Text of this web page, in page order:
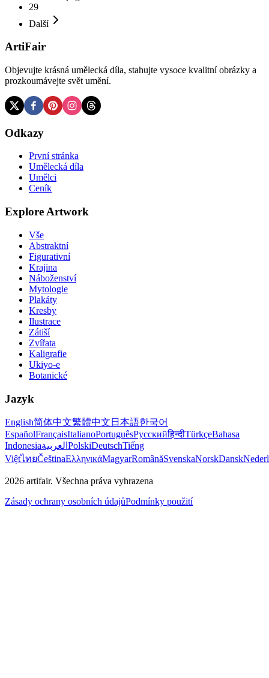
29
Další
ArtiFair
Objevujte krásná umělecká díla, stahujte vysoce kvalitní obrázky a
prozkoumávejte svět umění.
Odkazy
První stránka
Umělecká díla
Umělci
Ceník
Explore Artwork
Vše
Abstraktní
Figurativní
Krajina
Náboženství
Mytologie
Plakáty
Kresby
Ilustrace
Zátiší
Zvířata
Kaligrafie
Ukiyo-e
Botanické
Jazyk
English简体中文繁體中文 日本語한국어
EspañolFrançaisItalianoPortuguêsРусскийहिन्दीTürkçeBahasa
Indonesiaالعربية PolskiDeutschTiếng
ViệtไทยČeštinaΕλληνικάMagyarRomânăSvenskaNorskDansk
2026 artifair. Všechna práva vyhrazena
Zásady ochrany osobních údajůPodmínky použití